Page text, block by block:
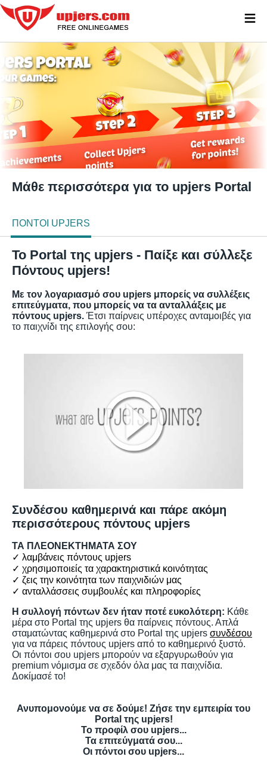
Μάθε περισσότερα για το upjers Portal
ΠΌΝΤΟΙ UPJERS
Το Portal της upjers - Παίξε και σύλλεξε
Πόντους upjers!
Με τον λογαριασμό σου upjers μπορείς να συλλέξεις
επιτεύγματα, που μπορείς να τα ανταλλάξεις με
πόντους upjers. Έτσι παίρνεις υπέροχες ανταμοιβές για
το παιχνίδι της επιλογής σου:
Συνδέσου καθημερινά και πάρε ακόμη
περισσότερους πόντους upjers
ΤΑ ΠΛΕΟΝΕΚΤΗΜΑΤΑ ΣΟΥ
✓ λαμβάνεις πόντους upjers
✓ χρησιμοποιείς τα χαρακτηριστικά κοινότητας
✓ ζεις την κοινότητα των παιχνιδιών μας
✓ ανταλλάσσεις συμβουλές και πληροφορίες
Η συλλογή πόντων δεν ήταν ποτέ ευκολότερη: Κάθε
μέρα στο Portal της upjers θα παίρνεις πόντους. Απλά
σταματώντας καθημερινά στο Portal της upjers συνδέσου
για να πάρεις πόντους upjers από το καθημερινό ξυστό.
Οι πόντοι σου upjers μπορούν να εξαργυρωθούν για
premium νόμισμα σε σχεδόν όλα μας τα παιχνίδια.
Δοκίμασέ το!
Ανυπομονούμε να σε δούμε! Ζήσε την εμπειρία του
Portal της upjers!
Το προφίλ σου upjers...
Τα επιτεύγματά σου...
Οι πόντοι σου upjers...
≡